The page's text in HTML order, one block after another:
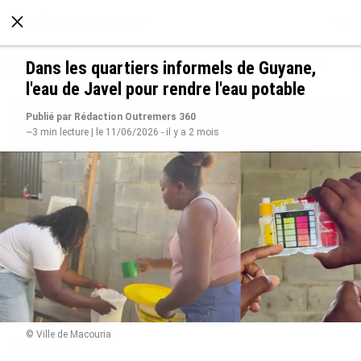
À LA UNE POLITIQUE ECONOMIE SOCIÉTÉ
Rapport 2025 de l’Ifremer : un engagement
décisif dans les Outre-mer
Dans les quartiers informels de Guyane,
l'eau de Javel pour rendre l'eau potable
Publié par Rédaction Outremers 360
~3 min lecture | le 11/06/2026 - il y a 2 mois
© Ville de Macouria